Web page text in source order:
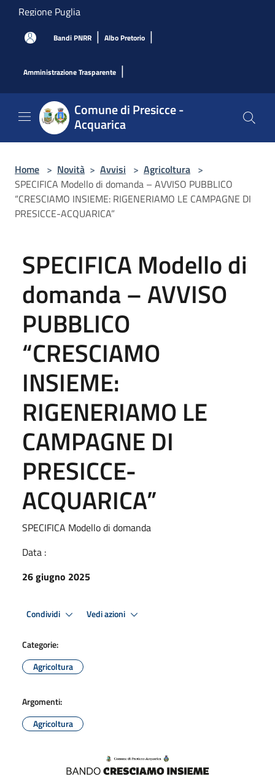
Salta al contenuto principale
Regione Puglia
Bandi PNRR | Albo Pretorio |
Amministrazione Trasparente |
Comune di Presicce -
Acquarica
Home > Novità > Avvisi > Agricoltura >
SPECIFICA Modello di domanda – AVVISO PUBBLICO
“CRESCIAMO INSIEME: RIGENERIAMO LE CAMPAGNE DI
PRESICCE-ACQUARICA”
SPECIFICA Modello di
domanda – AVVISO
PUBBLICO
“CRESCIAMO
INSIEME:
RIGENERIAMO LE
CAMPAGNE DI
PRESICCE-
ACQUARICA”
SPECIFICA Modello di domanda
Data :
26 giugno 2025
Condividi Vedi azioni
Categorie:
Agricoltura
Argomenti:
Agricoltura